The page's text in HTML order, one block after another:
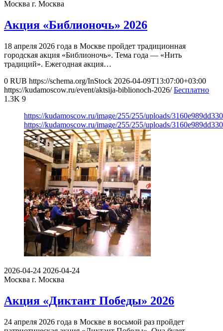
Москва г. Москва
Акция «Библионочь» 2026
18 апреля 2026 года в Москве пройдет традиционная
городская акция «Библионочь». Тема года — «Нить
традиций». Ежегодная акция…
0 RUB https://schema.org/InStock 2026-04-09T13:07:00+03:00
https://kudamoscow.ru/event/aktsija-biblionoch-2026/ Бесплатно
1.3K 9
https://kudamoscow.ru/image/255/255/uploads/
https://kudamoscow.ru/image/255/255/uploads/
2026-04-24 2026-04-24
Москва г. Москва
Акция «Диктант Победы» 2026
24 апреля 2026 года в Москве в восьмой раз пройдет